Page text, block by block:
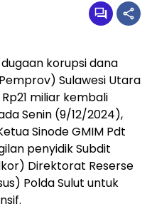
dugaan korupsi dana
Sulawesi Utara
miliar kembali
Senin (9/12/2024),
Sinode GMIM Pdt
penyidik Subdit
Direktorat Reserse
Polda Sulut untuk